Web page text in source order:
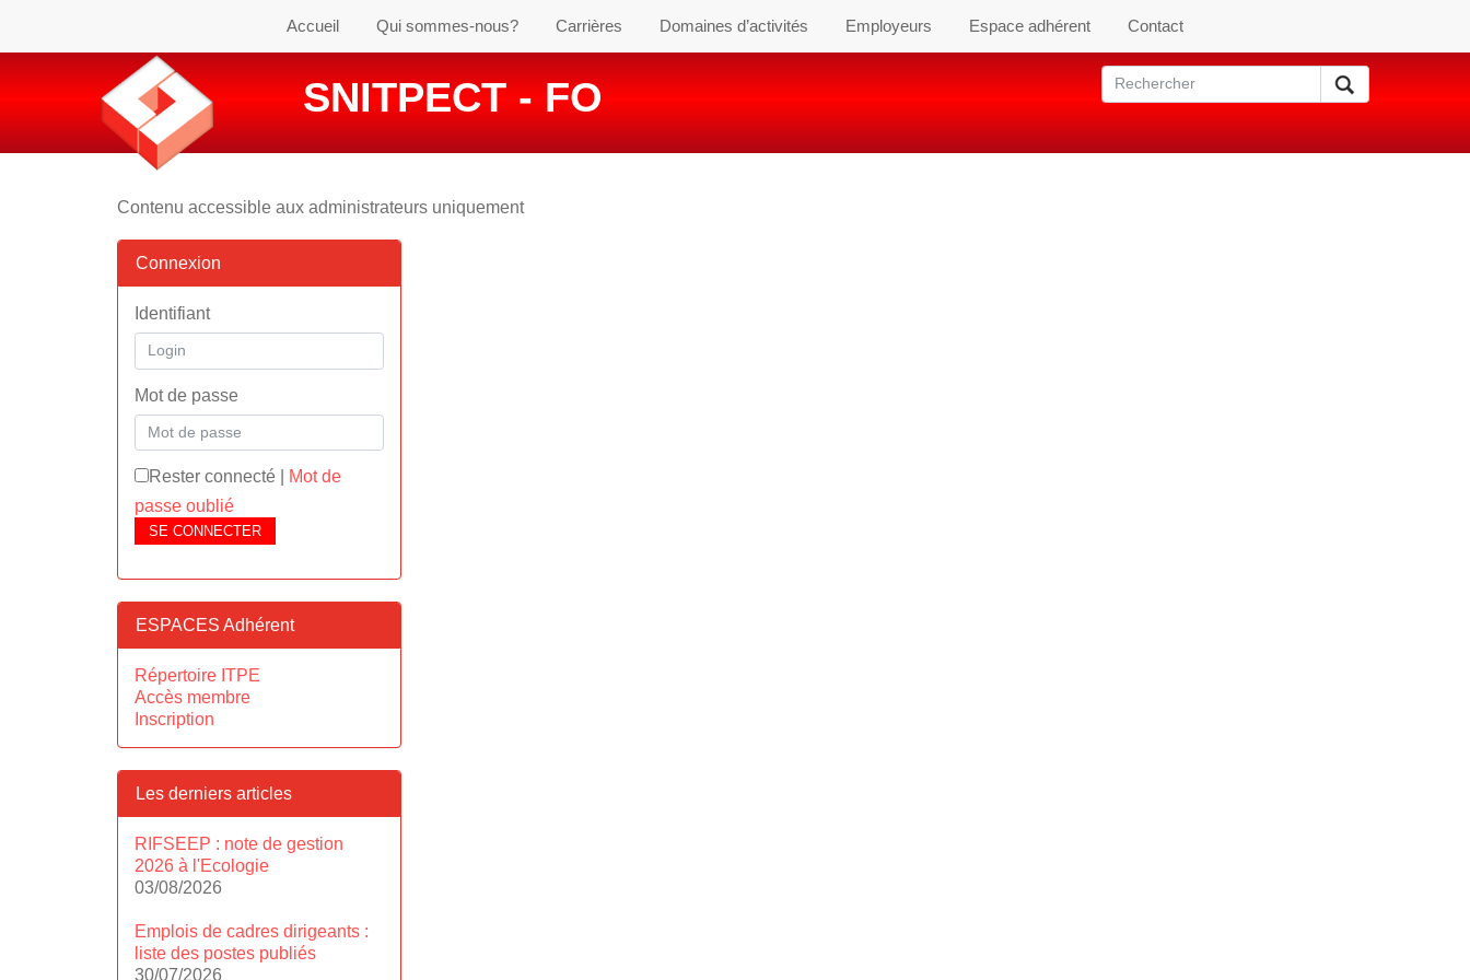
Accueil Qui sommes-nous? Carrières Domaines d’activités Employeurs Espace adhérent Contact
SNITPECT - FO
Contenu accessible aux administrateurs uniquement
Connexion
Identifiant
Mot de passe
Rester connecté
Mot de
passe oublié
SE CONNECTER
ESPACES Adhérent
Répertoire ITPE
Accès membre
Inscription
Les derniers articles
RIFSEEP : note de gestion
2026 à l'Ecologie
03/08/2026
Emplois de cadres dirigeants :
liste des postes publiés
30/07/2026